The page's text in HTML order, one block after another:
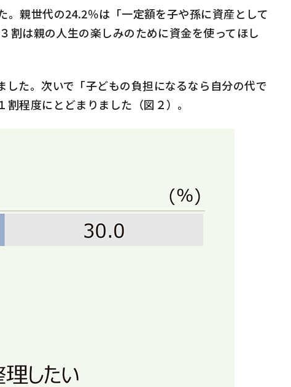
。親世代の24.2％は「一定額を子や孫に資産として
割は親の人生の楽しみのために資金を使ってほし
た。次いで「子どもの負担になるなら自分の代で
程度にとどまりました（図２）。